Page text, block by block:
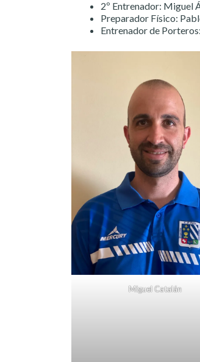
2º Entrenador: Miguel
Preparador Físico:
Entrenador de
Miguel Catalán